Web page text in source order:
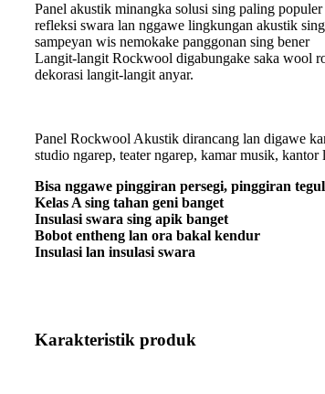
Panel akustik minangka solusi sing paling
refleksi swara lan nggawe lingkungan akustik
sampeyan wis nemokake panggonan sing bener
Langit-langit Rockwool digabungake saka wool
dekorasi langit-langit anyar.
Panel Rockwool Akustik dirancang lan digawe
studio ngarep, teater ngarep, kamar musik,
Bisa nggawe pinggiran persegi, pinggiran
Kelas A sing tahan geni banget
Insulasi swara sing apik banget
Bobot entheng lan ora bakal kendur
Insulasi lan insulasi swara
Karakteristik produk